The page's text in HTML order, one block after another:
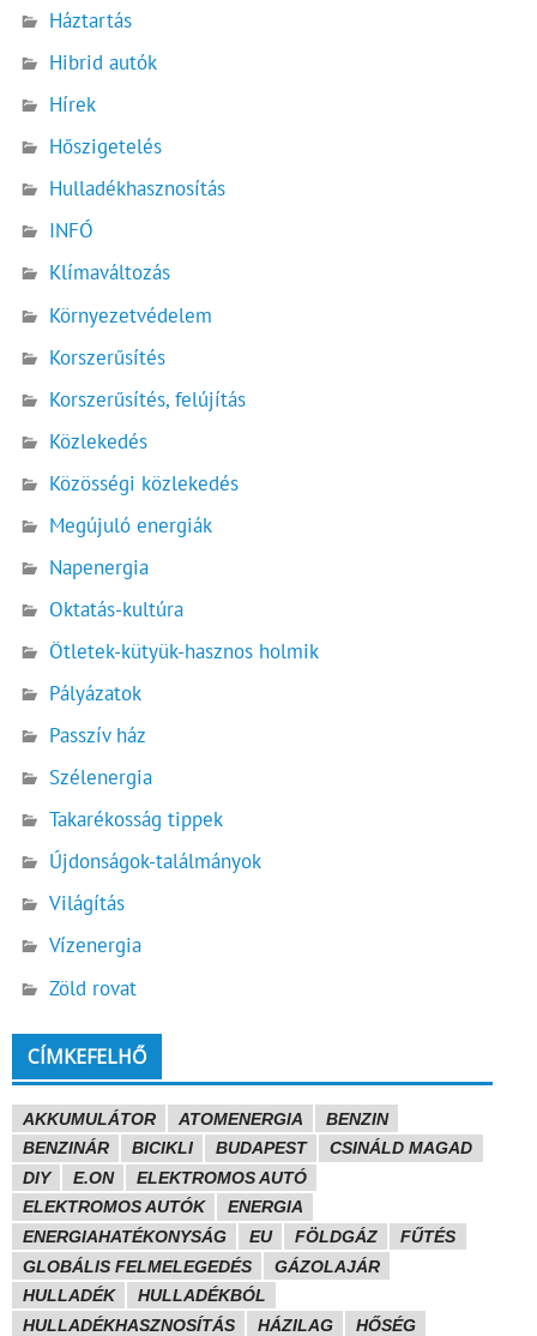
Háztartás
Hibrid autók
Hírek
Hőszigetelés
Hulladékhasznosítás
INFÓ
Klímaváltozás
Környezetvédelem
Korszerűsítés
Korszerűsítés, felújítás
Közlekedés
Közösségi közlekedés
Megújuló energiák
Napenergia
Oktatás-kultúra
Ötletek-kütyük-hasznos holmik
Pályázatok
Passzív ház
Szélenergia
Takarékosság tippek
Újdonságok-találmányok
Világítás
Vízenergia
Zöld rovat
CÍMKEFELHŐ
AKKUMULÁTOR ATOMENERGIA
BENZIN
BENZINÁR
BICIKLI BUDAPEST
CSINÁLD MAGAD
DIY
E.ON
ELEKTROMOS AUTÓ
ELEKTROMOS AUTÓK
ENERGIA
ENERGIAHATÉKONYSÁG
EU FÖLDGÁZ
FŰTÉS
GLOBÁLIS FELMELEGEDÉS
GÁZOLAJÁR
HULLADÉK
HULLADÉKBÓL
HULLADÉKHASZNOSÍTÁS
HÁZILAG
HŐSÉG